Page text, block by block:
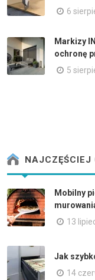
6
Markizy
ochronę
5
NAJCZĘŚCIEJ
Mobilny
13
Jak
14